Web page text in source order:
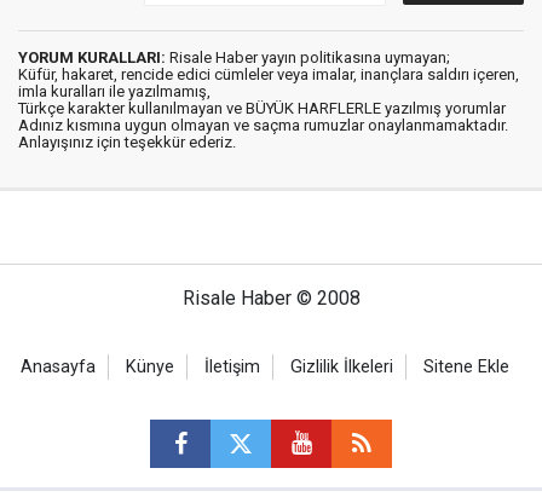
YORUM KURALLARI: Risale Haber yayın politikasına uymayan;
Küfür, hakaret, rencide edici cümleler veya imalar, inançlara saldırı içeren,
imla kuralları ile yazılmamış,
Türkçe karakter kullanılmayan ve BÜYÜK HARFLERLE yazılmış yorumlar
Adınız kısmına uygun olmayan ve saçma rumuzlar onaylanmamaktadır.
Anlayışınız için teşekkür ederiz.
Risale Haber © 2008
Anasayfa Künye İletişim Gizlilik İlkeleri Sitene Ekle